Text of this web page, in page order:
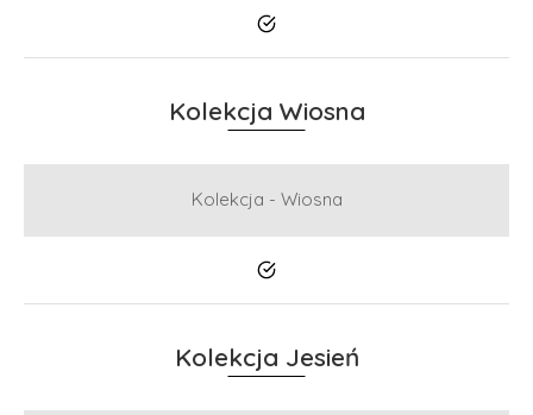
Tak
Kolekcja Wiosna
Kolekcja - Wiosna
Tak
Kolekcja Jesień